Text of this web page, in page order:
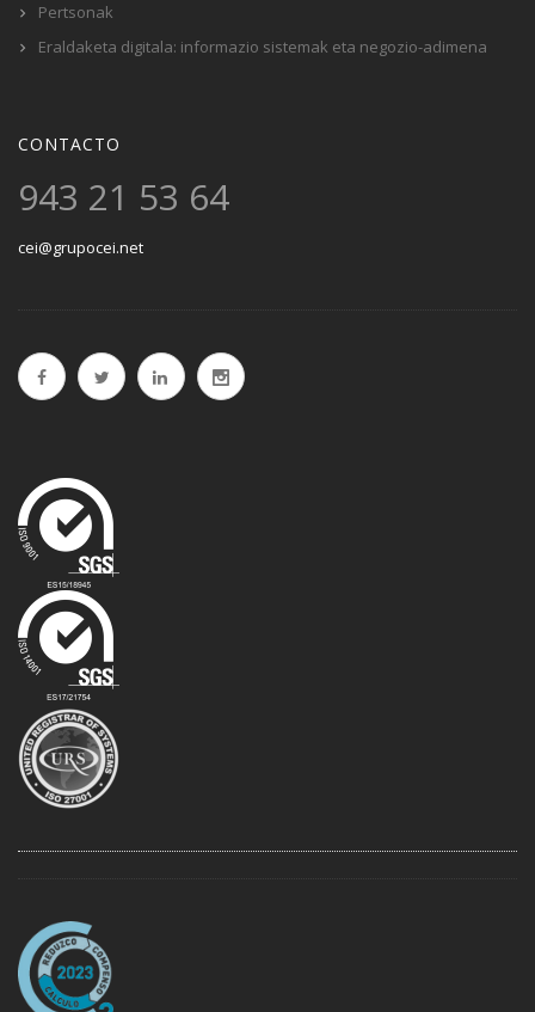
Pertsonak
Eraldaketa digitala: informazio sistemak eta negozio-adimena
CONTACTO
943 21 53 64
cei@grupocei.net